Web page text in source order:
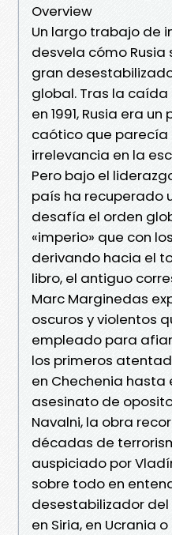
Overview
Un largo trabajo de
desvela cómo Rusia
gran
global. Tras la caída
en 1991, Rusia era
caótico que
irrelevancia en la
Pero bajo el
país ha recuperado
desafía el orden
«imperio» que con
derivando hacia el
libro, el antiguo
Marc Marginedas
oscuros y violentos
empleado para
los primeros
en Chechenia hasta
asesinato de
Navalni, la obra
décadas de
auspiciado por
sobre todo en
desestabilizador
en Siria, en Ucrania